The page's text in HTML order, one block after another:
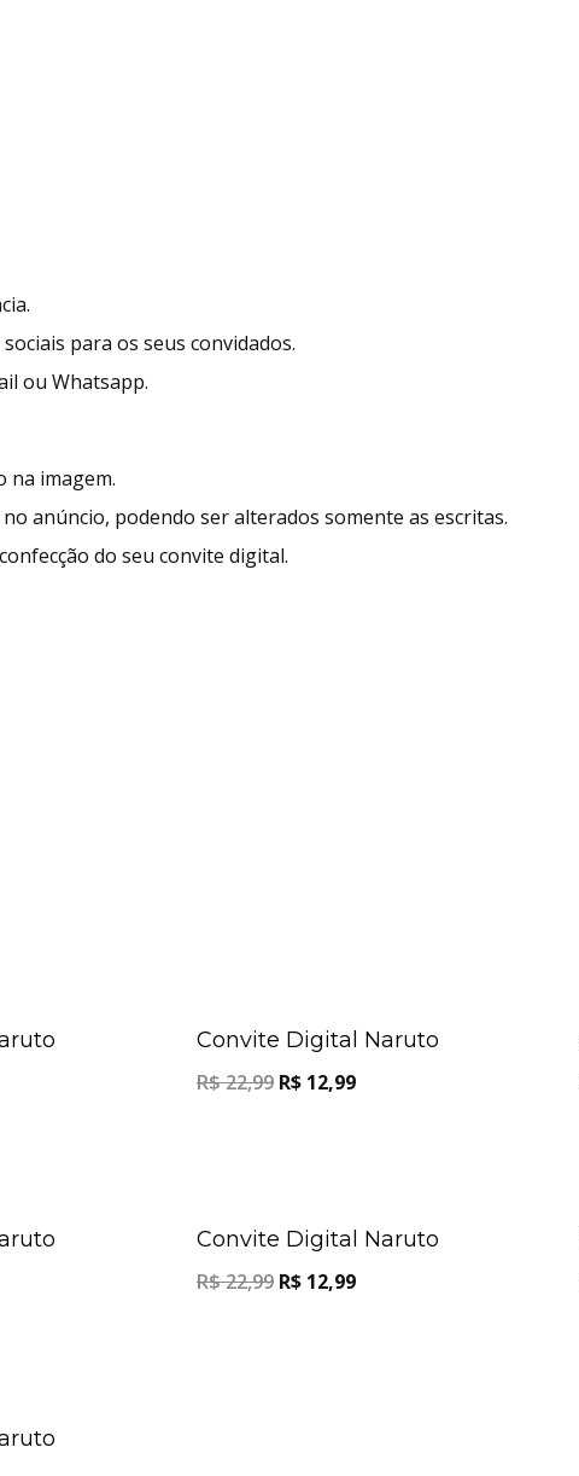
para os seus convidados.
ou Whatsapp.
na imagem.
anúncio, podendo ser alterados somente as escritas.
do seu convite digital.
Convite Digital Naruto
R$22,99 R$ 12,99
Convite Digital Naruto
R$22,99 R$ 12,99